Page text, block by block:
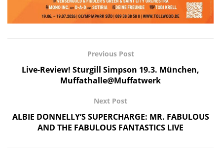
Previous Post
Live-Review! Sturgill Simpson 19.3. München,
Muffathalle@Muffatwerk
Next Post
ALBIE DONNELLY’S SUPERCHARGE: MR. FABULOUS
AND THE FABULOUS FANTASTICS LIVE